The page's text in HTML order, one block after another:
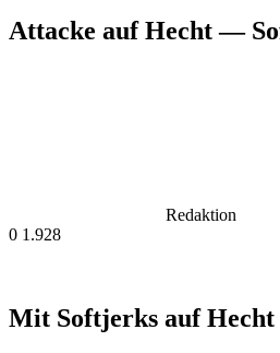
Attacke auf Hecht —
Redaktion
0 1.928
Mit Softjerks auf Hecht